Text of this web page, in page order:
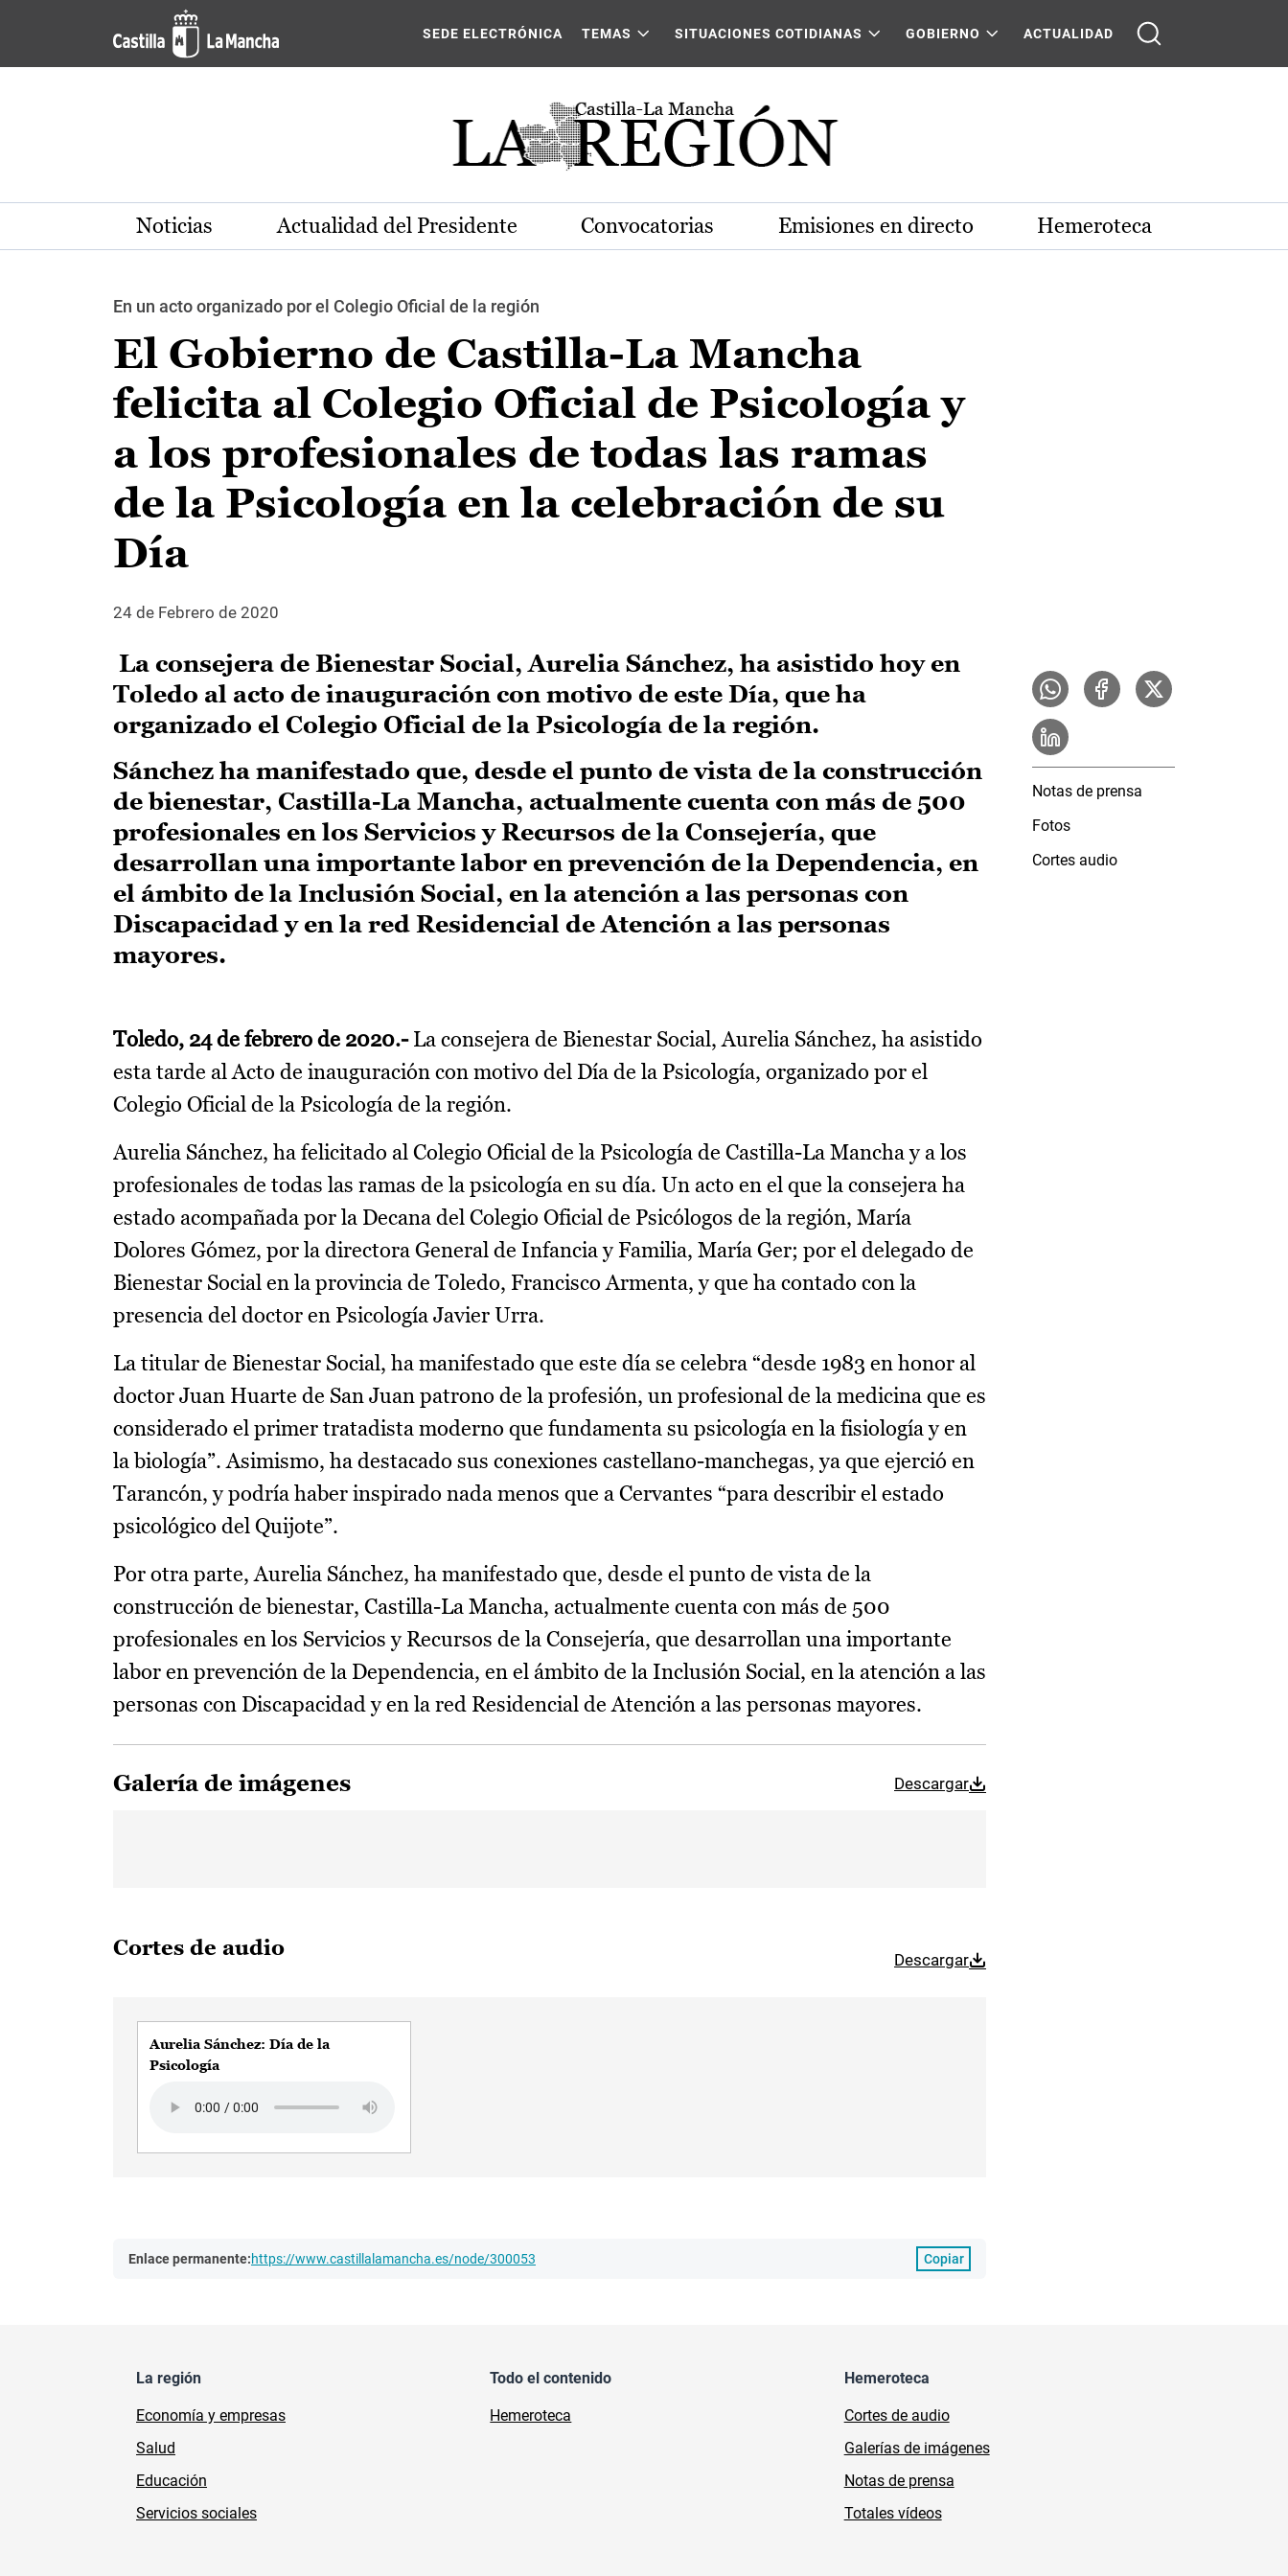
Pasar al contenido principal
SEDE ELECTRÓNICA TEMAS SITUACIONES COTIDIANAS GOBIERNO ACTUALIDAD
Noticias Actualidad del Presidente Convocatorias Emisiones en directo Hemeroteca
En un acto organizado por el Colegio Oficial de la región
El Gobierno de Castilla-La Mancha
felicita al Colegio Oficial de Psicología y
a los profesionales de todas las ramas
de la Psicología en la celebración de su
Día
24 de Febrero de 2020
La consejera de Bienestar Social, Aurelia Sánchez, ha asistido hoy en
Toledo al acto de inauguración con motivo de este Día, que ha
organizado el Colegio Oficial de la Psicología de la región.
Sánchez ha manifestado que, desde el punto de vista de la construcción
de bienestar, Castilla-La Mancha, actualmente cuenta con más de 500
profesionales en los Servicios y Recursos de la Consejería, que
desarrollan una importante labor en prevención de la Dependencia, en
el ámbito de la Inclusión Social, en la atención a las personas con
Discapacidad y en la red Residencial de Atención a las personas
mayores.
Toledo, 24 de febrero de 2020.-La consejera de Bienestar Social, Aurelia Sánchez, ha asistido
esta tarde al Acto de inauguración con motivo del Día de la Psicología, organizado por el
Colegio Oficial de la Psicología de la región.
Aurelia Sánchez, ha felicitado al Colegio Oficial de la Psicología de Castilla-La Mancha y a los
profesionales de todas las ramas de la psicología en su día. Un acto en el que la consejera ha
estado acompañada por la Decana del Colegio Oficial de Psicólogos de la región, María
Dolores Gómez, por la directora General de Infancia y Familia, María Ger; por el delegado de
Bienestar Social en la provincia de Toledo, Francisco Armenta, y que ha contado con la
presencia del doctor en Psicología Javier Urra.
La titular de Bienestar Social, ha manifestado que este día se celebra “desde 1983 en honor al
doctor Juan Huarte de San Juan patrono de la profesión, un profesional de la medicina que es
considerado el primer tratadista moderno que fundamenta su psicología en la fisiología y en
la biología”. Asimismo, ha destacado sus conexiones castellano-manchegas, ya que ejerció en
Tarancón, y podría haber inspirado nada menos que a Cervantes “para describir el estado
psicológico del Quijote”.
Por otra parte, Aurelia Sánchez, ha manifestado que, desde el punto de vista de la
construcción de bienestar, Castilla-La Mancha, actualmente cuenta con más de 500
profesionales en los Servicios y Recursos de la Consejería, que desarrollan una importante
labor en prevención de la Dependencia, en el ámbito de la Inclusión Social, en la atención a las
personas con Discapacidad y en la red Residencial de Atención a las personas mayores.
Galería de imágenes Descargar
Cortes de audio Descargar
Aurelia Sánchez: Día de la
Psicología
Enlace permanente:https://www.castillalamancha.es/node/300053 Copiar
Notas de prensa
Fotos
Cortes audio
La región
Economía y empresas
Salud
Educación
Servicios sociales
Todo el contenido
Hemeroteca
Hemeroteca
Cortes de audio
Galerías de imágenes
Notas de prensa
Totales vídeos